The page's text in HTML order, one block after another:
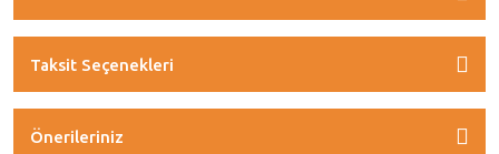
Taksit Seçenekleri
Önerileriniz